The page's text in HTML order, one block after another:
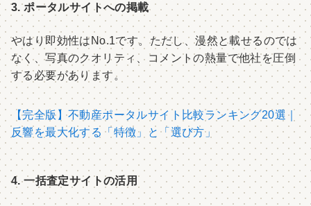
3. ポータルサイトへの掲載
やはり即効性はNo.1です。ただし、漫然と載せるのでは
なく、写真のクオリティ、コメントの熱量で他社を圧倒
する必要があります。
【完全版】不動産ポータルサイト比較ランキング20選｜
反響を最大化する「特徴」と「選び方」
4. 一括査定サイトの活用